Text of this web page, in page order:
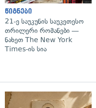
წიგნები
21-ე საუკუნის საუკეთესო
თრილერი რომანები —
ნახეთ The New York
Times-ის სია